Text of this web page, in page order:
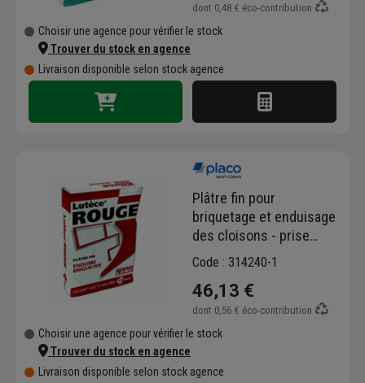
dont 0,48 € éco-contribution
Choisir une agence pour vérifier le stock
Trouver du stock en agence
Livraison disponible selon stock agence
Plâtre fin pour
briquetage et enduisage
des cloisons - prise
longue - Lutèce Rouge -
sac de 25 kg
Code : 314240-1
46,13 €
dont 0,56 € éco-contribution
Choisir une agence pour vérifier le stock
Trouver du stock en agence
Livraison disponible selon stock agence